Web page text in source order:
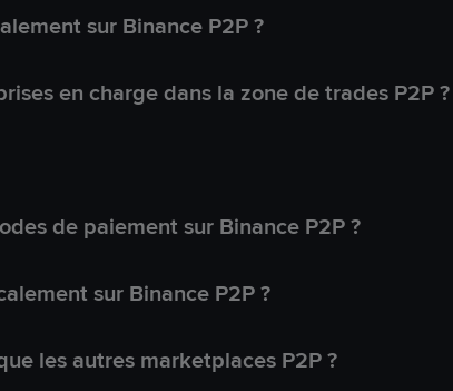
sur Binance P2P ?
en charge dans la zone de trades P2P ?
de paiement sur Binance P2P ?
sur Binance P2P ?
les autres marketplaces P2P ?